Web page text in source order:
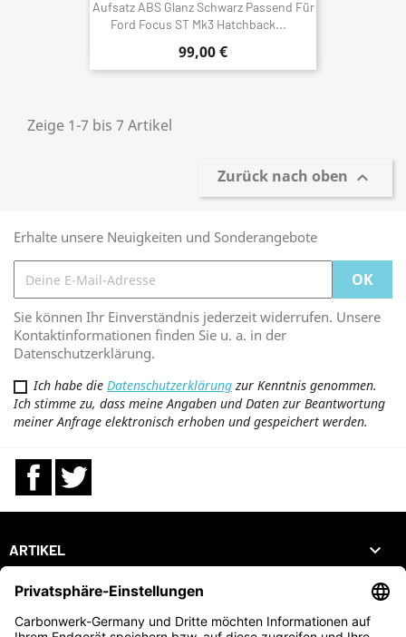
Aufsatz ABS Glanz Schwarz Passend Für
Ford Focus ST Mk3 Hatchback...
99,00 €
Zeige 1-7 bis 7 Artikel
Zurück nach oben 
Erhalte unsere Neuigkeiten und Sonderangebote
Sie können Ihr Einverständnis jederzeit widerrufen. Unsere
Kontaktinformationen finden Sie u. a. in der
Datenschutzerklärung.
Ich habe die Datenschutzerklärung zur Kenntnis genommen.
Ich stimme zu, dass meine Angaben und Daten zur Beantwortung
meiner Anfrage elektronisch erhoben und gespeichert werden.
Facebook
ARTIKEL 
UNTERNEHMEN 